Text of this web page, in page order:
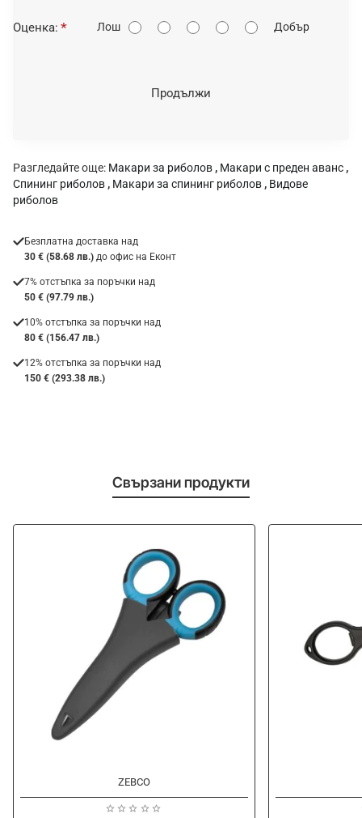
О
Оценка: Лош Добър
Продължи
Разгледайте още: Макари за риболов , Макари с преден аванс ,
Спининг риболов , Макари за спининг риболов , Видове
риболов
Безплатна доставка над
30 € (58.68 лв.) до офис на Еконт
7% отстъпка за поръчки над
50 € (97.79 лв.)
10% отстъпка за поръчки над
80 € (156.47 лв.)
12% отстъпка за поръчки над
150 € (293.38 лв.)
Свързани продукти
ZEBCO